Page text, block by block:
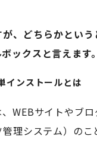
、どちらかとい
ックスと言えます。
インストールとは
WEBサイトやブ
理システム）のこ